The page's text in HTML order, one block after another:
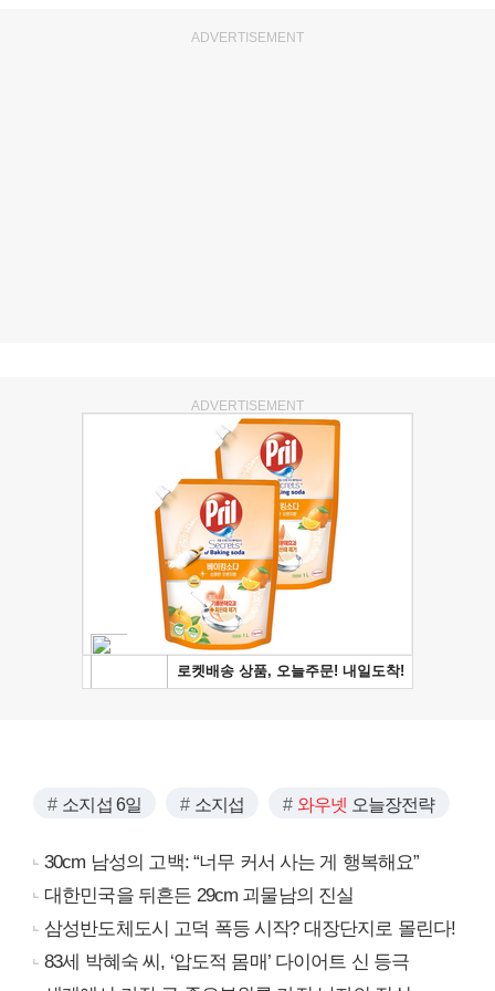
ADVERTISEMENT
ADVERTISEMENT
소지섭 6일 소지섭 와우넷 오늘장전략
30cm 남성의 고백: “너무 커서 사는 게 행복해요”
대한민국을 뒤흔든 29cm 괴물남의 진실
삼성반도체도시 고덕 폭등 시작? 대장단지로 몰린다!
83세 박혜숙 씨, ‘압도적 몸매’ 다이어트 신 등극